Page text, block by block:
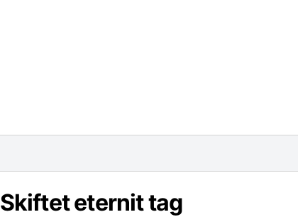
Skiftet eternit tag